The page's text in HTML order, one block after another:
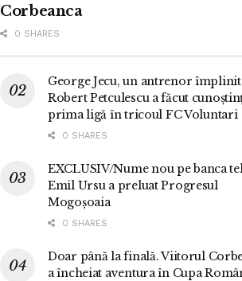
Corbeanca
0 SHARES
George Jecu, un antrenor
Robert Petculescu a făcut
prima ligă în tricoul FC Voluntari
0 SHARES
EXCLUSIV/Nume nou pe banca
Emil Ursu a preluat Progresul
Mogoșoaia
0 SHARES
Doar până la finală. Viitorul
a încheiat aventura în Cupa